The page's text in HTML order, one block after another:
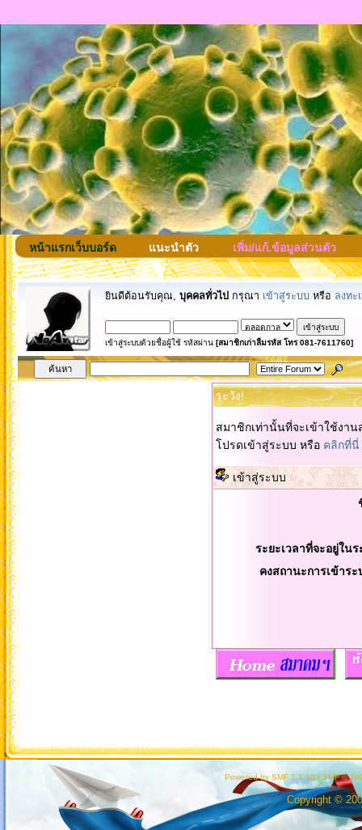
หน้าแรกเว็บบอร์ด แนะนำตัว เพิ่ม/แก้.ข้อมูลส่วนตัว
ยินดีต้อนรับคุณ, บุคคลทั่วไป กรุณา เข้าสู่ระบบ หรือ ลงทะ
เข้าสู่ระบบด้วยชื่อผู้ใช้ รหัสผ่าน [สมาชิกเก่าลืมรหัส โทร 081-7611760]
ระวัง!
สมาชิกเท่านั้นที่จะเข้าใช้งา
โปรดเข้าสู่ระบบ หรือ คลิกที่นี่
เข้าสู่ระบบ
ระยะเวลาที่จะอยู่ใน
คงสถานะการเข้าร
Powered by SMF 1.1.10 | SMF ©
Copyright ©